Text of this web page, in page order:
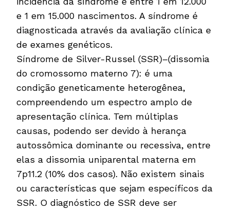
e 1 em 15.000 nascimentos. A síndrome é
diagnosticada através da avaliação clínica e
de exames genéticos.
Síndrome de Silver-Russel (SSR)–(dissomia
do cromossomo materno 7): é uma
condição geneticamente heterogênea,
compreendendo um espectro amplo de
apresentação clínica. Tem múltiplas
causas, podendo ser devido à herança
autossômica dominante ou recessiva, entre
elas a dissomia uniparental materna em
7p11.2 (10% dos casos). Não existem sinais
ou características que sejam específicos da
SSR. O diagnóstico de SSR deve ser